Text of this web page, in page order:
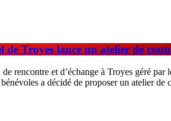
Troyes lance un atelier de
rencontre et d’échange à Troyes géré
a décidé de proposer un atelier